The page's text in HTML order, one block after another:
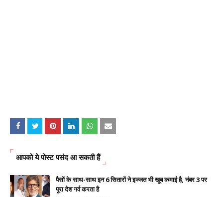
आपको ये पोस्ट पसंद आ सकती हैं
पैसों के साथ-साथ इन 6 सितारों ने इज्जत भी खूब कमाई है, नंबर 3 पर
पूरा देश गर्व करता है